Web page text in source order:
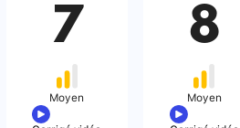
7
Moyen
8
Moyen